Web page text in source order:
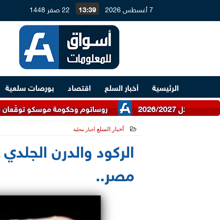
7 أغسطس 2026 13:39 22 صفر 1448
الرئيسية أخبار السلع اقتصاد
بورصات سلعية
روساتوم وحكومة موسكو توقّعان اتفاقية
أخبار السلع أخبار محلية
الركود والدرن
مصر..